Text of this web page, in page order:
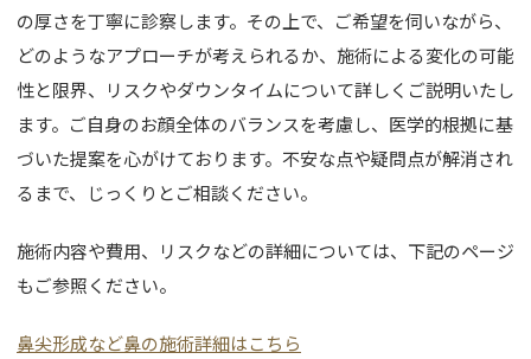
の厚さを丁寧に診察します。その上で、ご希望を伺いながら、
どのようなアプローチが考えられるか、施術による変化の可能
性と限界、リスクやダウンタイムについて詳しくご説明いたし
ます。ご自身のお顔全体のバランスを考慮し、医学的根拠に基
づいた提案を心がけております。不安な点や疑問点が解消され
るまで、じっくりとご相談ください。
施術内容や費用、リスクなどの詳細については、下記のページ
もご参照ください。
鼻尖形成など鼻の施術詳細はこちら